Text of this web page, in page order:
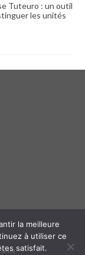
Tuteuro : un outil
les unités
la meilleure
à utiliser ce
satisfait.